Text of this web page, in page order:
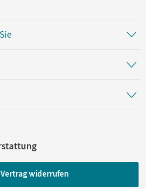
Vertrag widerrufen